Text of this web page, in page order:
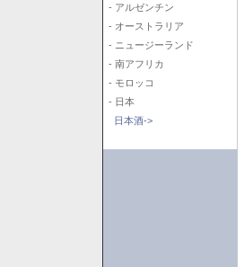
- アルゼンチン
- オーストラリア
- ニュージーランド
- 南アフリカ
- モロッコ
- 日本
日本酒->